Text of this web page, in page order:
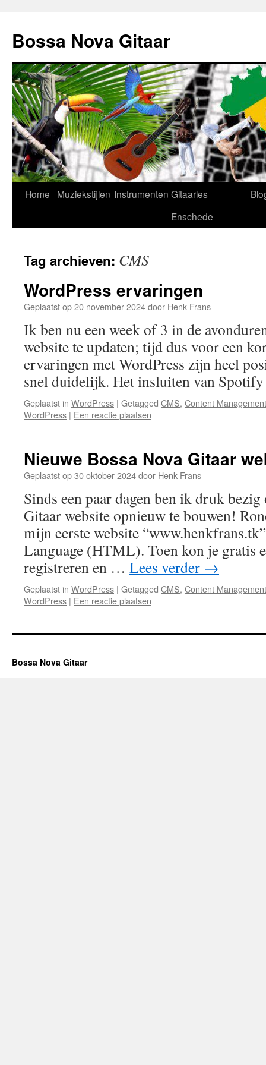
de
inhoud
Bossa Nova Gitaar
Home Muziekstijlen Instrumenten Gitaarles
Enschede
Tag archieven: CMS
WordPress ervaringen
Geplaatst op20 november 2024door Henk Frans
Ik ben nu een week of 3 in de
website te updaten; tijd dus voor een
ervaringen met WordPress zijn heel
snel duidelijk. Het insluiten van
Geplaatst in WordPress | Getagged CMS, Content
WordPress | Een reactie plaatsen
Nieuwe Bossa Nova Gitaar
Geplaatst op30 oktober 2024door Henk Frans
Sinds een paar dagen ben ik druk
Gitaar website opnieuw te bouwen!
mijn eerste website
Language (HTML). Toen kon je gratis
registreren en … Lees verder →
Geplaatst in WordPress | Getagged CMS, Content
WordPress | Een reactie plaatsen
Bossa Nova Gitaar